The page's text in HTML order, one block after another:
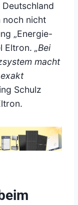
noch nicht
„Energie-
Eltron. „Bei
macht
Schulz